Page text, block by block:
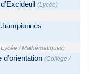
(Lycée)
Lycée /Mathématiques)
(Collège /